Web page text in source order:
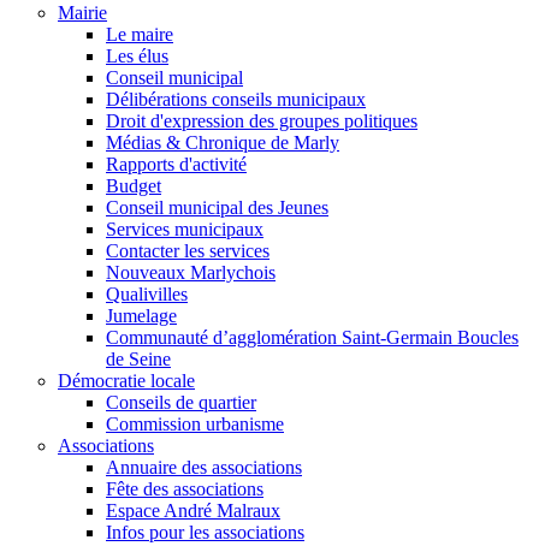
Mairie
Le maire
Les élus
Conseil municipal
Délibérations conseils municipaux
Droit d'expression des groupes politiques
Médias & Chronique de Marly
Rapports d'activité
Budget
Conseil municipal des Jeunes
Services municipaux
Contacter les services
Nouveaux Marlychois
Qualivilles
Jumelage
Communauté d’agglomération Saint-Germain Boucles
de Seine
Démocratie locale
Conseils de quartier
Commission urbanisme
Associations
Annuaire des associations
Fête des associations
Espace André Malraux
Infos pour les associations